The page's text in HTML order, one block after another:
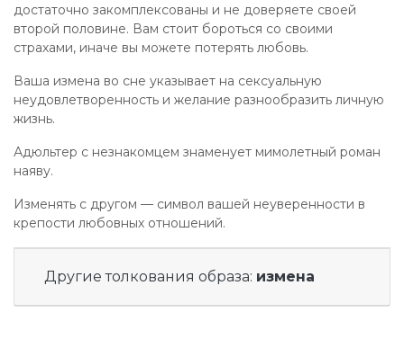
достаточно закомплексованы и не доверяете своей
второй половине. Вам стоит бороться со своими
страхами, иначе вы можете потерять любовь.
Ваша измена во сне указывает на сексуальную
неудовлетворенность и желание разнообразить личную
жизнь.
Адюльтер с незнакомцем знаменует мимолетный роман
наяву.
Изменять с другом — символ вашей неуверенности в
крепости любовных отношений.
Другие толкования образа: измена